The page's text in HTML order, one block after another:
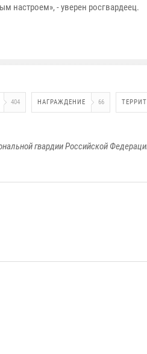
настроем», - уверен росгвардеец.
404 НАГРАЖДЕНИЕ 66
гвардии Российской